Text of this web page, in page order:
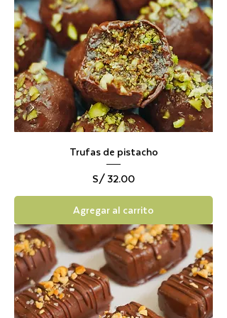
Trufas de pistacho
Precio
S/ 32.00
Agregar al carrito